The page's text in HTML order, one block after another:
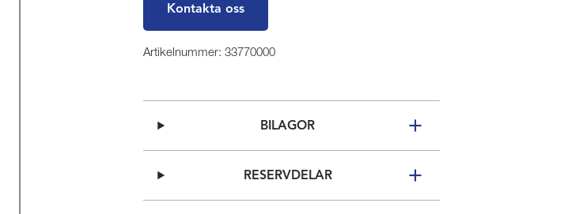
Kontakta oss
Artikelnummer: 33770000
BILAGOR
RESERVDELAR